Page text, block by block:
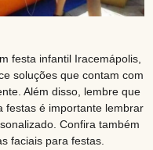
festa infantil Iracemápolis,
soluções que contam com
Além disso, lembre que
festas é importante lembrar
Confira também
faciais para festas.